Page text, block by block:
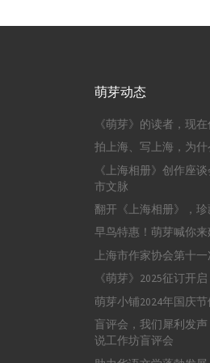
萌芽动态
《萌芽》的读者，现
拍上海、写上海，为
《上海相册》创作座
市文脉
翻开《上海相册》，
早鸟特惠！萌芽喊你来
上海市作家协会第十
《萌芽》2025征订开
萌芽小铺2024年国庆
盲评会，我们犀利发
说工作坊盲评会